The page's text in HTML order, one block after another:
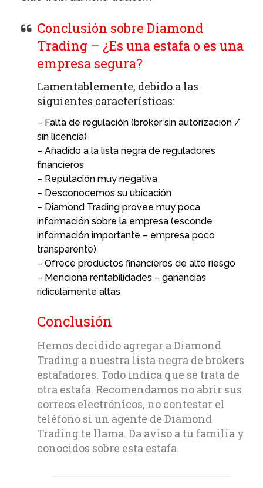
Conclusión sobre Diamond
Trading – ¿Es una estafa o es una
empresa segura?
Lamentablemente, debido a las
siguientes características:
– Falta de regulación (broker sin autorización /
sin licencia)
– Añadido a la lista negra de reguladores
financieros
– Reputación muy negativa
– Desconocemos su ubicación
– Diamond Trading provee muy poca
información sobre la empresa (esconde
información importante – empresa poco
transparente)
– Ofrece productos financieros de alto riesgo
– Menciona rentabilidades – ganancias
ridículamente altas
Conclusión
Hemos decidido agregar a Diamond
Trading a nuestra lista negra de brokers
estafadores. Todo indica que se trata de
otra estafa. Recomendamos no abrir sus
correos electrónicos, no contestar el
teléfono si un agente de Diamond
Trading te llama. Da aviso a tu familia y
conocidos sobre esta estafa.